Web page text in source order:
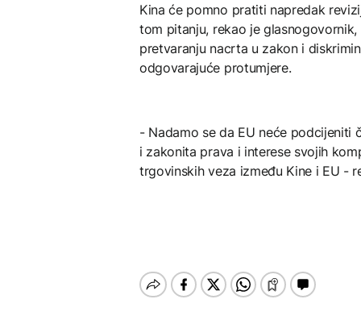
Kina će pomno pratiti napredak
tom pitanju, rekao je
pretvaranju nacrta u zakon i
odgovarajuće protumjere.
- Nadamo se da EU neće podcijeniti
i zakonita prava i interese svojih
trgovinskih veza između Kine i EU -